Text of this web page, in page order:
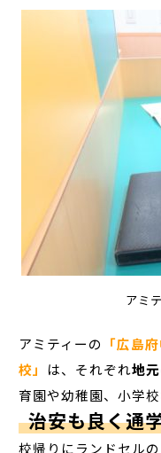
アミ
アミティーの 「広島
校」 は、それぞれ地
育園や幼稚園、小学
治安も良く通
校帰りにランドセル